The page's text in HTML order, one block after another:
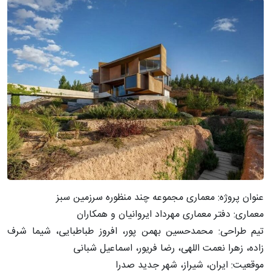
عنوان پروژه: معماری مجموعه چند منظوره سرزمین سبز
معماری: دفتر معماری مهرداد ایروانیان و همکاران
تیم طراحی: محمدحسین بهمن پور، افروز طباطبایی، شیما شرف
زاده، زهرا نعمت اللهی، رضا فریور، اسماعیل شبانی
موقعیت: ایران، شیراز، شهر جدید صدرا